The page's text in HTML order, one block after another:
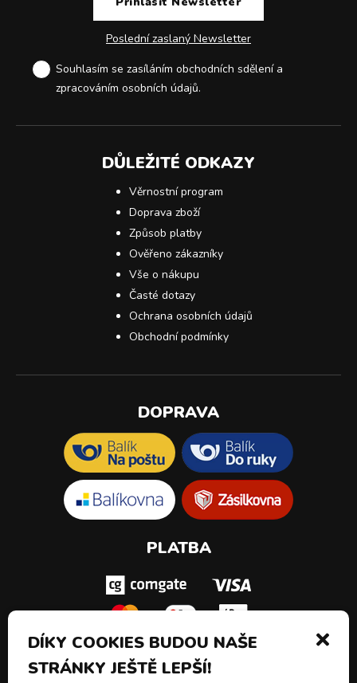
Poslední zaslaný Newsletter
Souhlasím se zasíláním obchodních sdělení a
zpracováním osobních údajů.
DŮLEŽITÉ ODKAZY
Věrnostní program
Doprava zboží
Způsob platby
Ověřeno zákazníky
Vše o nákupu
Časté dotazy
Ochrana osobních údajů
Obchodní podmínky
DOPRAVA
PLATBA
DÍKY COOKIES BUDOU NAŠE
STRÁNKY JEŠTĚ LEPŠÍ!